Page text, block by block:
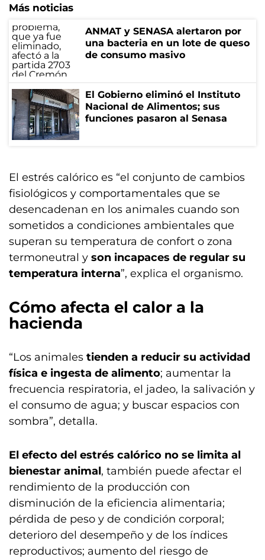
Más noticias
ANMAT y SENASA alertaron por
una bacteria en un lote de queso
de consumo masivo
El Gobierno eliminó el Instituto
Nacional de Alimentos; sus
funciones pasaron al Senasa
El estrés calórico es “el conjunto de cambios
fisiológicos y comportamentales que se
desencadenan en los animales cuando son
sometidos a condiciones ambientales que
superan su temperatura de confort o zona
termoneutral y son incapaces de regular su
temperatura interna”, explica el organismo.
Cómo afecta el calor a la
hacienda
“Los animales tienden a reducir su actividad
física e ingesta de alimento; aumentar la
frecuencia respiratoria, el jadeo, la salivación y
el consumo de agua; y buscar espacios con
sombra”, detalla.
El efecto del estrés calórico no se limita al
bienestar animal, también puede afectar el
rendimiento de la producción con
disminución de la eficiencia alimentaria;
pérdida de peso y de condición corporal;
deterioro del desempeño y de los índices
reproductivos; aumento del riesgo de